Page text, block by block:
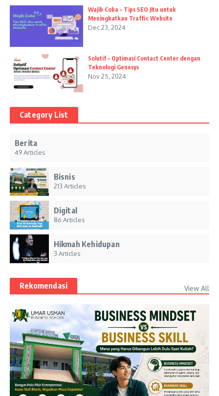
Wajib Coba – Tips SEO Jitu untuk
Meningkatkan Traffic Website
Dec 23, 2024
Solutif – Optimasi Contact Center dengan
Teknologi Genesys
Nov 25, 2024
Category List
Berita
49 Articles
Bisnis
213 Articles
Digital
86 Articles
Hikmah Kehidupan
3 Articles
Rekomendasi View All